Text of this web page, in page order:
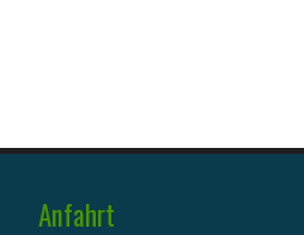
Anfahrt